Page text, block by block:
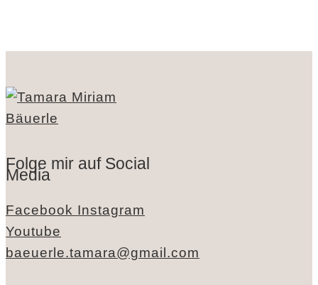
Folge mir auf Social
Media
Facebook Instagram
Youtube
baeuerle.tamara@gmail.com